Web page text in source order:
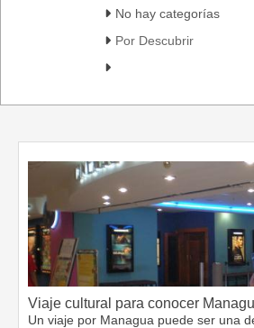
No hay categorías
Por Descubrir
Viaje cultural para conocer
Un viaje por Managua puede ser una